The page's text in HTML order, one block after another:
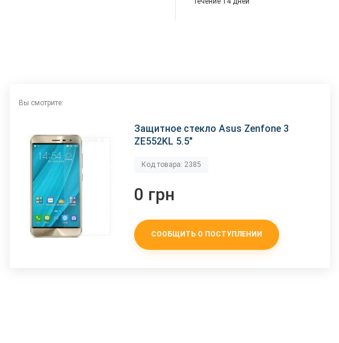
Вы смотрите:
Защитное стекло Asus Zenfone 3
ZE552KL 5.5"
Код товара: 2385
0 грн
СООБЩИТЬ О ПОСТУПЛЕНИИ